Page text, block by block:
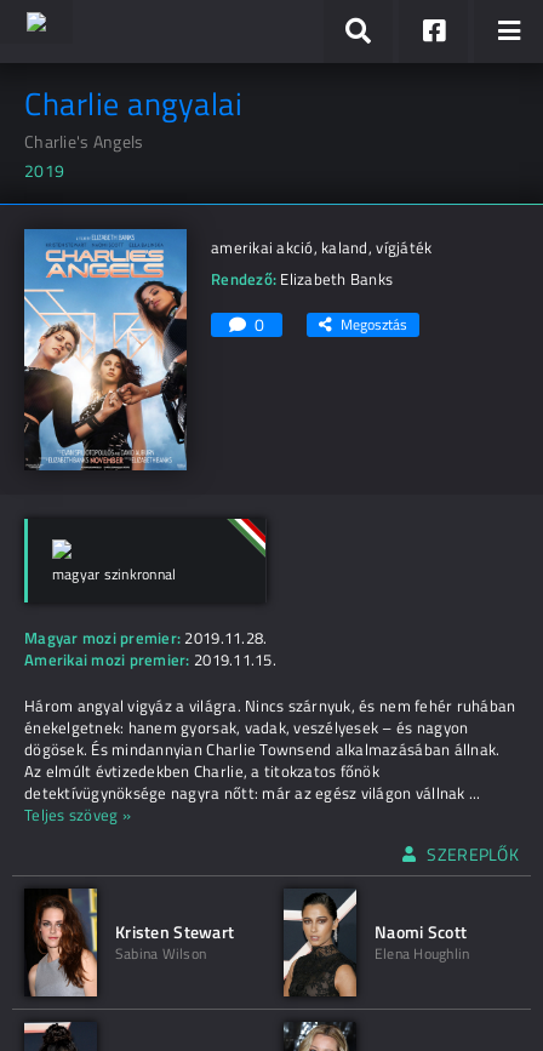
Charlie angyalai
Charlie's Angels
2019
amerikai akció, kaland, vígjáték
Rendező: Elizabeth Banks
0 Megosztás
magyar szinkronnal
Magyar mozi premier: 2019.11.28.
Amerikai mozi premier: 2019.11.15.
Három angyal vigyáz a világra. Nincs szárnyuk, és nem fehér ruhában
énekelgetnek: hanem gyorsak, vadak, veszélyesek – és nagyon
dögösek. És mindannyian Charlie Townsend alkalmazásában állnak.
Az elmúlt évtizedekben Charlie, a titokzatos főnök
detektívügynöksége nagyra nőtt: már az egész világon vállnak ...
Teljes szöveg »
SZEREPLŐK
Kristen Stewart
Sabina Wilson
Naomi Scott
Elena Houghlin